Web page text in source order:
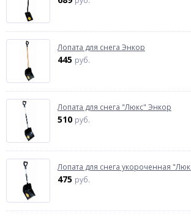
Лопата для снега Энкор
445 руб.
Лопата для снега "Люкс" Энкор
510 руб.
Лопата для снега укороченная
475 руб.